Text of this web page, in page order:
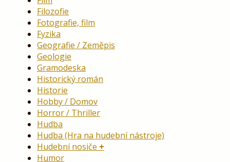
Filozofie
Fotografie, film
Fyzika
Geografie / Zeměpis
Geologie
Gramodeska
Historický román
Historie
Hobby / Domov
Horror / Thriller
Hudba
Hudba (Hra na hudební nástroje)
Hudební nosiče
Humor